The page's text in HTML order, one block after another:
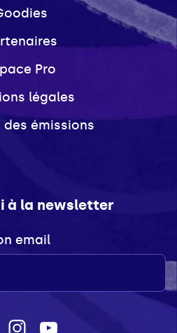
Pro
légales
des émissions
à la newsletter
email